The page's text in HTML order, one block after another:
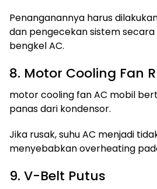
Penanganannya harus
dan pengecekan sistem
bengkel AC.
8. Motor Cooling Fan
motor cooling fan AC mobil
panas dari kondensor.
Jika rusak, suhu AC menjadi
menyebabkan overheating
9. V-Belt Putus